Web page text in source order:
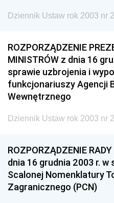
Dziennik Ustaw rok 2003 nr
ROZPORZĄDZENIE
MINISTRÓW z dnia 16
sprawie uzbrojenia i
funkcjonariuszy Agencji
Wewnętrznego
Dziennik Ustaw rok 2003 nr
ROZPORZĄDZENIE
dnia 16 grudnia 2003 r. w
Scalonej Nomenklatury
Zagranicznego (PCN)